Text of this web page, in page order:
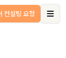
컨설팅 요청